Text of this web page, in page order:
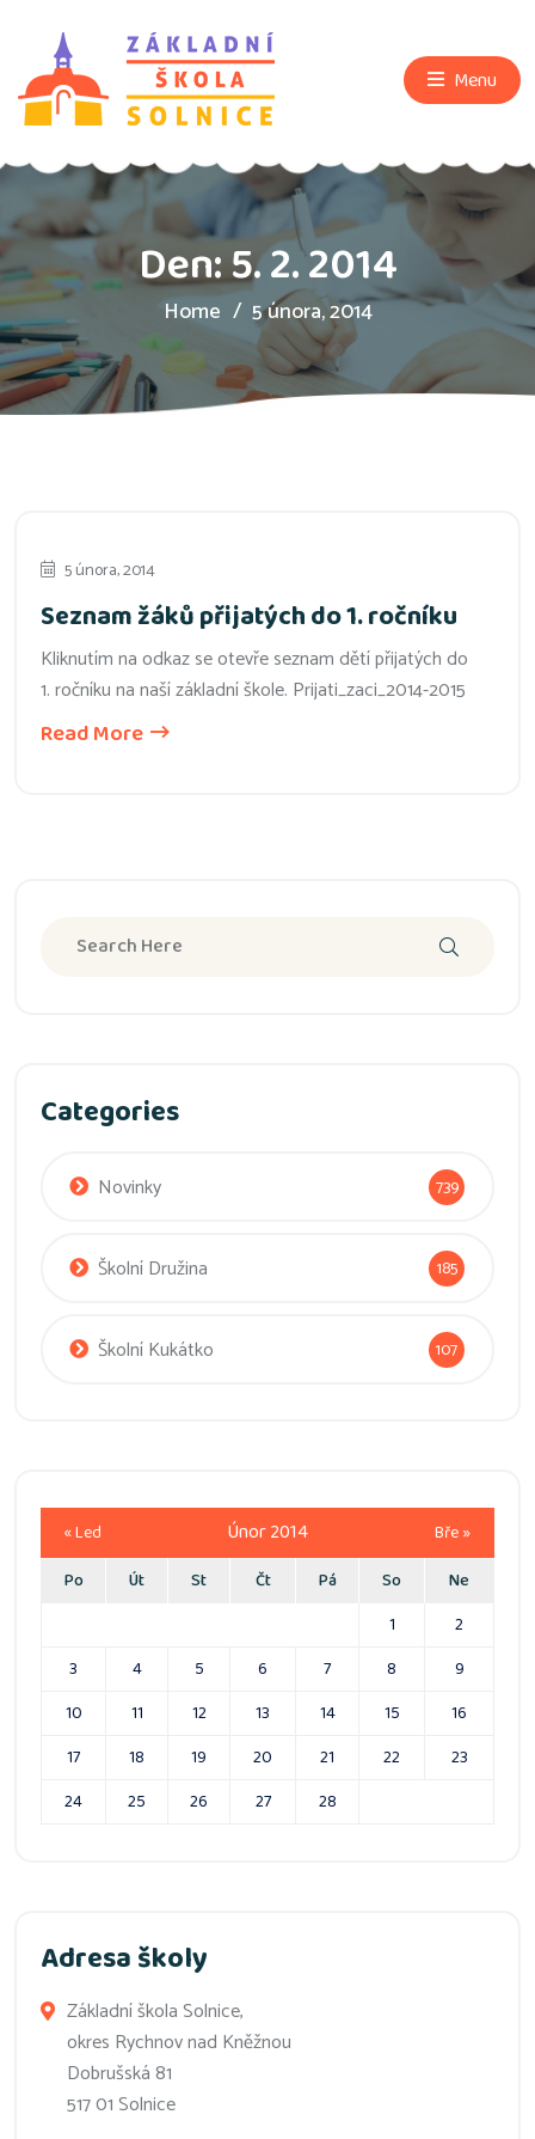
Menu
Den:5. 2. 2014
Home 5 února, 2014
5 února, 2014
Seznam žáků přijatých do 1. ročníku
Kliknutím na odkaz se otevře seznam dětí přijatých do
1. ročníku na naší základní škole. Prijati_zaci_2014-2015
Read More
Categories
Novinky 739
Školní Družina 185
Školní Kukátko 107
Únor 2014
Po Út St Čt Pá So
Ne
1
2
3
4 5 6 7 8
9
10
11 12 13 14 15
16
17
18 19 20 21 22
23
24
25 26 27 28
« Led Bře »
Adresa školy
Základní škola Solnice,
okres Rychnov nad Kněžnou
Dobrušská 81
517 01 Solnice